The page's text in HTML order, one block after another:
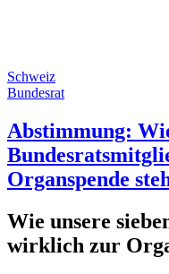
Schweiz
Bundesrat
Abstimmung:
Organspende
Wie unsere
wirklich zur